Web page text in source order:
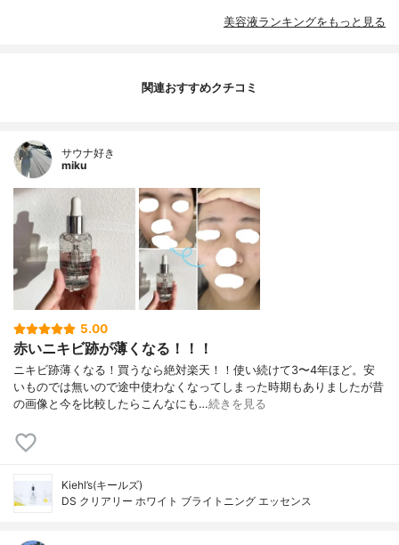
美容液ランキングをもっと見る
関連おすすめクチコミ
サウナ好き
miku
5.00
赤いニキビ跡が薄くなる！！！
ニキビ跡薄くなる！買うなら絶対楽天！！使い続けて3〜4年ほど。安
いものでは無いので途中使わなくなってしまった時期もありましたが昔
の画像と今を比較したらこんなにも…続きを見る
Kiehl’s(キールズ)
DS クリアリー ホワイト ブライトニング エッセンス